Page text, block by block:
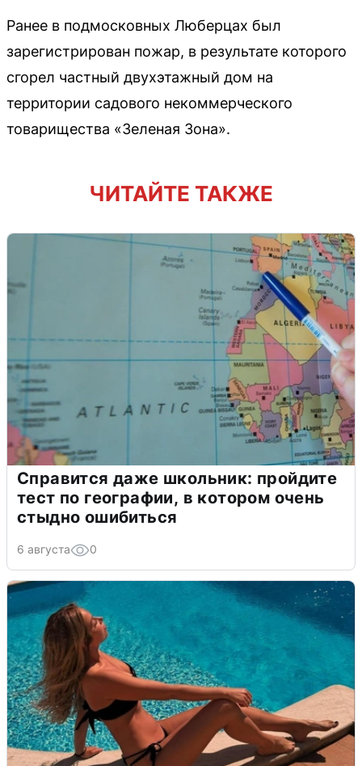
Ранее в подмосковных Люберцах был
зарегистрирован пожар, в результате которого
сгорел частный двухэтажный дом на
территории садового некоммерческого
товарищества «Зеленая Зона».
ЧИТАЙТЕ ТАКЖЕ
Справится даже школьник: пройдите
тест по географии, в котором очень
стыдно ошибиться
6 августа 0